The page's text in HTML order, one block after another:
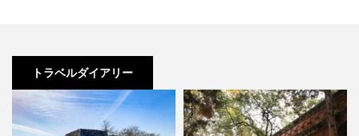
トラベルダイアリー